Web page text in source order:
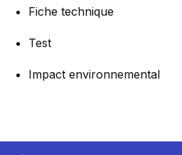
Fiche technique
Test
Impact environnemental